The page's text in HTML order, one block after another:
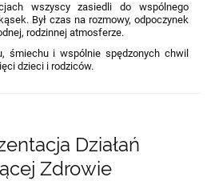
wszyscy zasiedli do wspólnego
Był czas na rozmowy, odpoczynek
rodzinnej atmosferze.
śmiechu i wspólnie spędzonych chwil
dzieci i rodziców.
Działań
Zdrowie